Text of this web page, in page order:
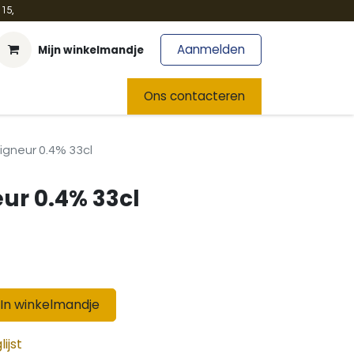
Mijn winkelmandje Aanmelden
Ons contacteren
0.4% 33cl
0.4% 33cl
winkelmandje